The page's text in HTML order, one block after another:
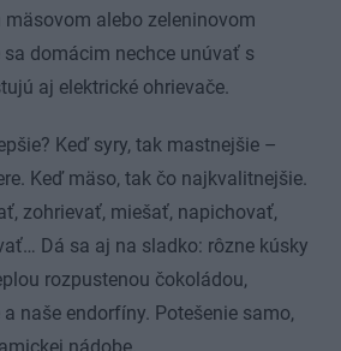
alebo zeleninovom
sa domácim nechce unúvať s
aj elektrické ohrievače.
Keď syry, tak mastnejšie –
Keď mäso, tak čo najkvalitnejšie.
zohrievať, miešať, napichovať,
Dá sa aj na sladko: rôzne kúsky
rozpustenou čokoládou,
naše endorfíny. Potešenie samo,